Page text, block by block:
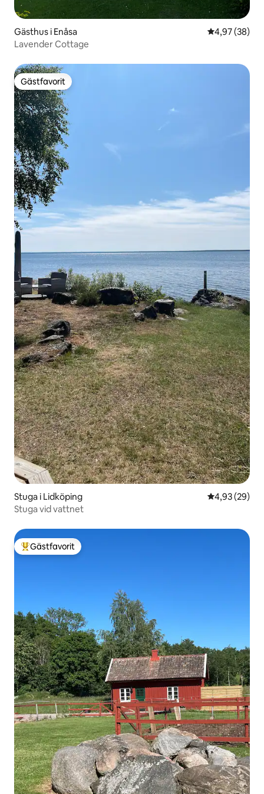
Gästhus i Enåsa 4,97 av 5 i
4,97 (38)
Lavender Cottage
Gästfavorit
Gästfavorit
Stuga i Lidköping 4,93 av 5 i
4,93 (29)
Stuga vid vattnet
Populär gästfavorit
Gästfavorit